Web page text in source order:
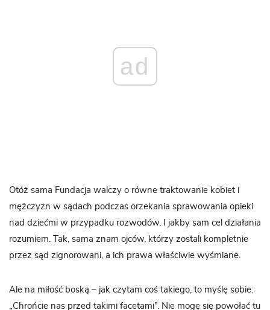
ad
Otóż sama Fundacja walczy o równe traktowanie kobiet i
mężczyzn w sądach podczas orzekania sprawowania opieki
nad dziećmi w przypadku rozwodów. I jakby sam cel działania
rozumiem. Tak, sama znam ojców, którzy zostali kompletnie
przez sąd zignorowani, a ich prawa właściwie wyśmiane.
Ale na miłość boską – jak czytam coś takiego, to myślę sobie:
„Chrońcie nas przed takimi facetami”. Nie mogę się powołać tu